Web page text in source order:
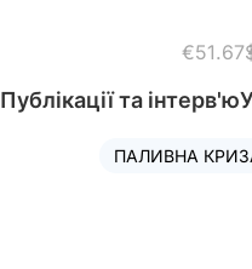
€51.67
Публікації та інтерв'ю
ПАЛИВНА